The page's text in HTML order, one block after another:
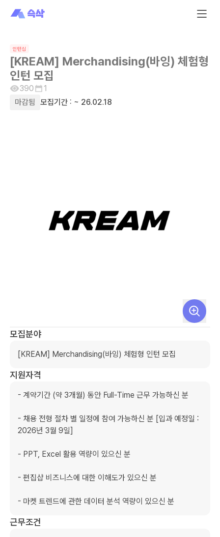
인턴십
[KREAM] Merchandising(바잉) 체험형
인턴 모집
390
1
마감됨
모집기간 : ~ 26.02.18
모집분야
[KREAM] Merchandising(바잉) 체험형 인턴 모집
지원자격
- 계약기간 (약 3개월) 동안 Full-Time 근무 가능하신 분
- 채용 전형 절차 별 일정에 참여 가능하신 분 [입과 예정일 :
2026년 3월 9일]
- PPT, Excel 활용 역량이 있으신 분
- 편집샵 비즈니스에 대한 이해도가 있으신 분
- 마켓 트렌드에 관한 데이터 분석 역량이 있으신 분
근무조건